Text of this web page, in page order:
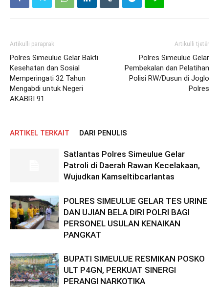
Artikulli paraprak
Polres Simeulue Gelar Bakti
Kesehatan dan Sosial
Memperingati 32 Tahun
Mengabdi untuk Negeri
AKABRI 91
Artikulli tjetër
Polres Simeulue Gelar
Pembekalan dan Pelatihan
Polisi RW/Dusun di Joglo
Polres
ARTIKEL TERKAIT DARI PENULIS
Satlantas Polres Simeulue Gelar
Patroli di Daerah Rawan Kecelakaan,
Wujudkan Kamseltibcarlantas
POLRES SIMEULUE GELAR TES URINE
DAN UJIAN BELA DIRI POLRI BAGI
PERSONEL USULAN KENAIKAN
PANGKAT
BUPATI SIMEULUE RESMIKAN POSKO
ULT P4GN, PERKUAT SINERGI
PERANGI NARKOTIKA